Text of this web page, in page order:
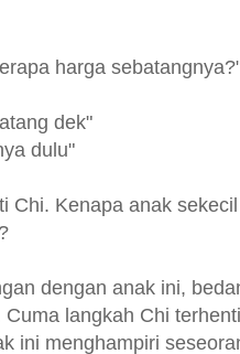
harga
dek"
dulu"
Chi. Kenapa anak
dengan anak ini,
langkah Chi
ini menghampiri